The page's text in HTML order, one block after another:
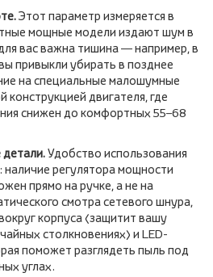
Этот параметр измеряется в
мощные модели издают шум в
вас важна тишина — например, в
привыкли убирать в позднее
на специальные малошумные
конструкцией двигателя, где
снижен до комфортных 55–68
детали.Удобство использования
наличие регулятора мощности
прямо на ручке, а не на
смотра сетевого шнура,
корпуса (защитит вашу
столкновениях) и LED-
поможет разглядеть пыль под
углах.